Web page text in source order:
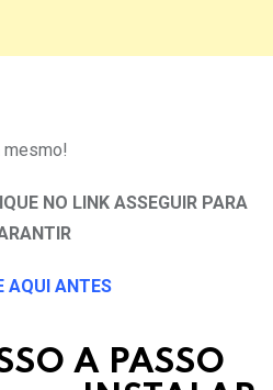
mesmo!
NO LINK ASSEGUIR PARA
AQUI ANTES
A PASSO